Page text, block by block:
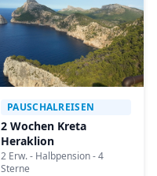
PAUSCHALREISEN
2 Wochen Kreta
Heraklion
2 Erw. - Halbpension - 4
Sterne